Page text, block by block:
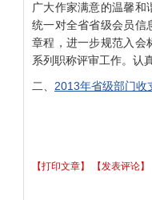
广大作家满意的温馨和
统一对全省省级会员信
章程，进一步规范入会
系列职称评审工作。认
二、 2013年省级部门收
【打印文章】
【发表评论】